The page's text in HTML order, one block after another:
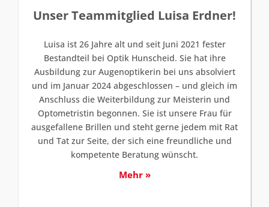
Unser Teammitglied Luisa Erdner!
Luisa ist 26 Jahre alt und seit Juni 2021 fester
Bestandteil bei Optik Hunscheid. Sie hat ihre
Ausbildung zur Augenoptikerin bei uns absolviert
und im Januar 2024 abgeschlossen – und gleich im
Anschluss die Weiterbildung zur Meisterin und
Optometristin begonnen. Sie ist unsere Frau für
ausgefallene Brillen und steht gerne jedem mit Rat
und Tat zur Seite, der sich eine freundliche und
kompetente Beratung wünscht.
Mehr »